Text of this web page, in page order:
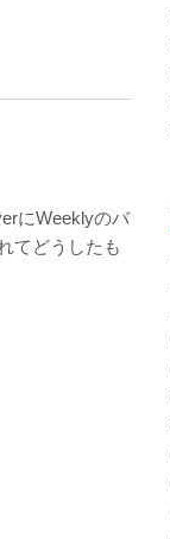
にWeeklyのバ
てどうしたも